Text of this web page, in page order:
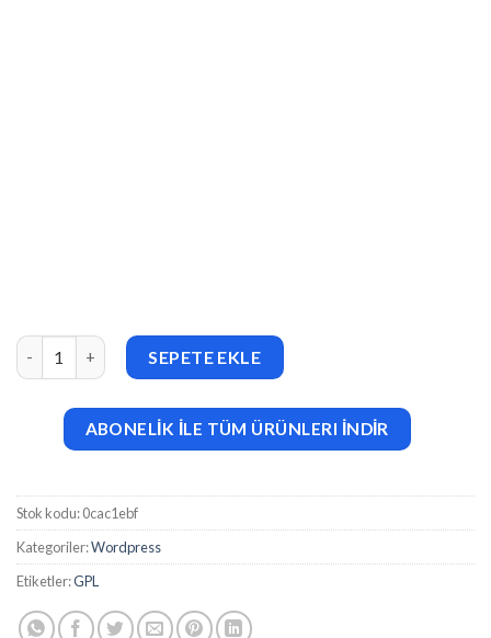
Norcon v1.0 Construction Renovation WordPress Theme adet
SEPETE EKLE
ABONELİK İLE TÜM ÜRÜNLERI İNDİR
Stok kodu:0cac1ebf
Kategoriler:Wordpress
Etiketler:GPL